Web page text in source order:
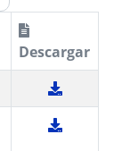
Descargar